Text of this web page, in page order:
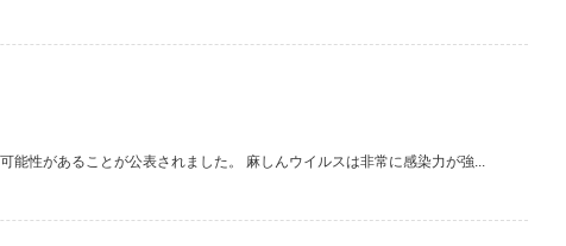
性があることが公表されました。 麻しんウイルスは非常に感染力が強...